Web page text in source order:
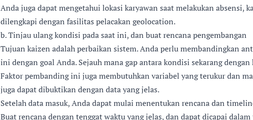
Anda juga dapat mengetahui lokasi karyawan saat melakukan absensi,
dilengkapi dengan fasilitas pelacakan geolocation.
b. Tinjau ulang kondisi pada saat ini, dan buat rencana pengembangan
Tujuan kaizen adalah perbaikan sistem. Anda perlu membandingkan
ini dengan goal Anda. Sejauh mana gap antara kondisi sekarang
Faktor pembanding ini juga membutuhkan variabel yang terukur dan
juga dapat dibuktikan dengan data yang jelas.
Setelah data masuk, Anda dapat mulai menentukan rencana dan
Buat rencana dengan tenggat waktu yang jelas, dan dapat dicapai